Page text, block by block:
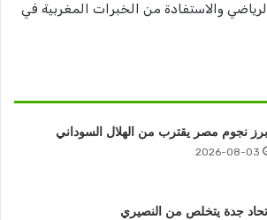
والاستفادة من الخبرات المغربية في
أبرز نجوم مصر يقترب من الهلال السوداني
2026-08-03
اتحاد جدة يتخلص من النصيري